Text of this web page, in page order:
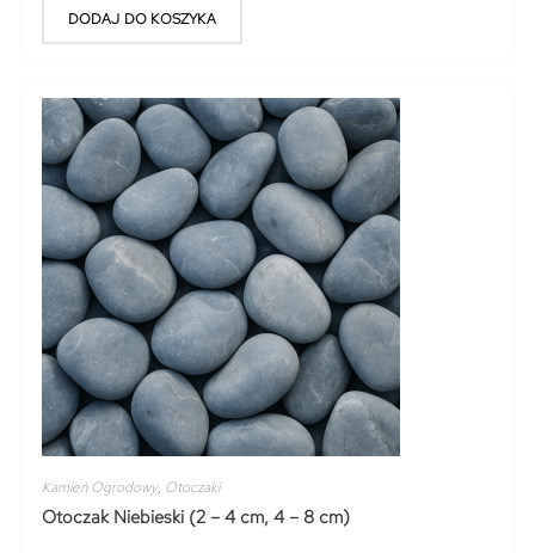
DODAJ DO KOSZYKA
Kamień Ogrodowy, Otoczaki
Otoczak Niebieski (2 – 4 cm, 4 – 8 cm)